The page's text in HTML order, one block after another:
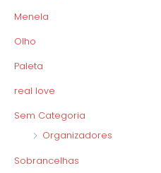
Menela
Olho
Paleta
real love
Sem Categoria
Organizadores
Sobrancelhas